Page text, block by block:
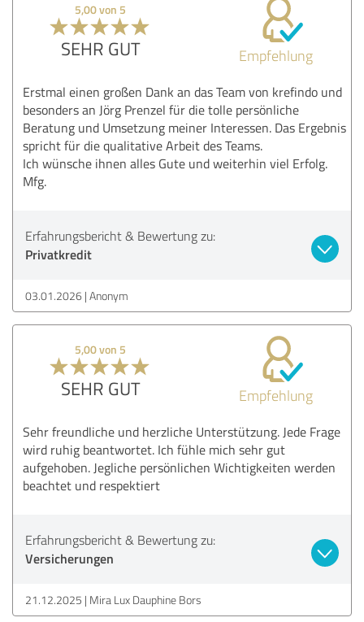
5,00 von 5
SEHR GUT Empfehlung
Erstmal einen großen Dank an das Team von krefindo und
besonders an Jörg Prenzel für die tolle persönliche
Beratung und Umsetzung meiner Interessen. Das Ergebnis
spricht für die qualitative Arbeit des Teams.
Ich wünsche ihnen alles Gute und weiterhin viel Erfolg.
Mfg.
Erfahrungsbericht & Bewertung zu:
Privatkredit
03.01.2026 Anonym
5,00 von 5
SEHR GUT Empfehlung
Sehr freundliche und herzliche Unterstützung. Jede Frage
wird ruhig beantwortet. Ich fühle mich sehr gut
aufgehoben. Jegliche persönlichen Wichtigkeiten werden
beachtet und respektiert
Erfahrungsbericht & Bewertung zu:
Versicherungen
21.12.2025 Mira Lux Dauphine Bors